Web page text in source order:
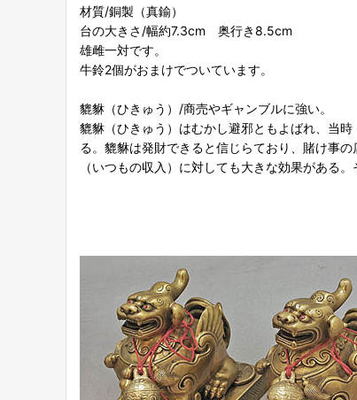
材質/銅製（真鍮）
台の大きさ/幅約7.3cm 奥行き8.5cm
雄雌一対です。
牛鈴2個がおまけでついています。
貔貅（ひきゅう）/商売やギャンブルに強い。
貔貅（ひきゅう）はむかし避邪ともよばれ、当
る。貔貅は発財できると信じらており、賭け事
（いつもの収入）に対しても大きな効果がある